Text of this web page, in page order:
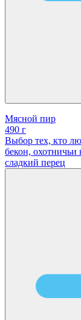
Мясной пир
490 г
Выбор тех, кто
бекон,
сладкий перец